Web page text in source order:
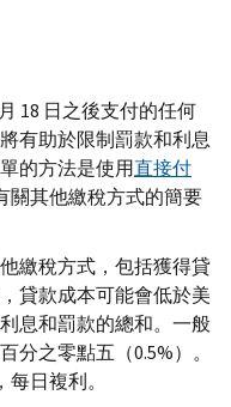
18 日之後支付的任何
有助於限制罰款和利息
的方法是使用直接付
關其他繳稅方式的簡要
繳稅方式，包括獲得貸
貸款成本可能會低於美
息和罰款的總和。一般
分之零點五（0.5%）。
日複利。